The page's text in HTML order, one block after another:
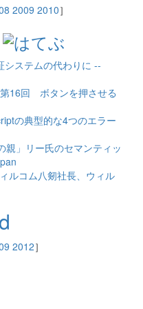
2009 2010］
システムの代わりに --
16回 ボタンを押させる
の典型的な4つのエラー
親」リー氏のセマンティッ
ルコム八剱社長、ウィル
2012］